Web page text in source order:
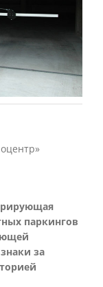
паркингов
за